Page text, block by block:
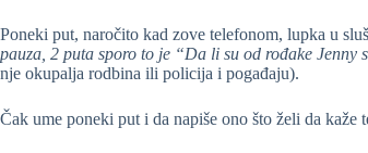
Poneki put, naročito kad zove telefonom, lupka u
pauza, 2 puta sporo to je “Da li su od rođake Jenny
nje okupalja rodbina ili policija i pogađaju).
Čak ume poneki put i da napiše ono što želi da